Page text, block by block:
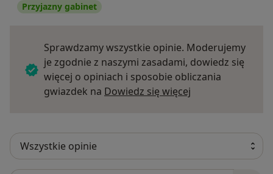
Przyjazny gabinet
Sprawdzamy wszystkie opinie. Moderujemy
je zgodnie z naszymi zasadami, dowiedz się
więcej o opiniach i sposobie obliczania
gwiazdek na Dowiedz się więcej